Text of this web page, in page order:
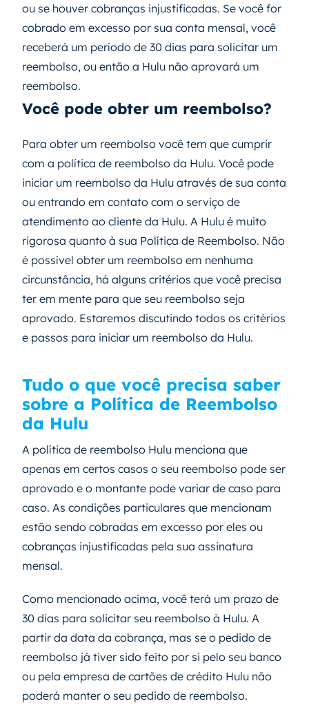
ou se houver cobranças injustificadas. Se você for
cobrado em excesso por sua conta mensal, você
receberá um período de 30 dias para solicitar um
reembolso, ou então a Hulu não aprovará um
reembolso.
Você pode obter um reembolso?
Para obter um reembolso você tem que cumprir
com a política de reembolso da Hulu. Você pode
iniciar um reembolso da Hulu através de sua conta
ou entrando em contato com o serviço de
atendimento ao cliente da Hulu. A Hulu é muito
rigorosa quanto à sua Política de Reembolso. Não
é possível obter um reembolso em nenhuma
circunstância, há alguns critérios que você precisa
ter em mente para que seu reembolso seja
aprovado. Estaremos discutindo todos os critérios
e passos para iniciar um reembolso da Hulu.
Tudo o que você precisa saber
sobre a Política de Reembolso
da Hulu
A política de reembolso Hulu menciona que
apenas em certos casos o seu reembolso pode ser
aprovado e o montante pode variar de caso para
caso. As condições particulares que mencionam
estão sendo cobradas em excesso por eles ou
cobranças injustificadas pela sua assinatura
mensal.
Como mencionado acima, você terá um prazo de
30 dias para solicitar seu reembolso à Hulu. A
partir da data da cobrança, mas se o pedido de
reembolso já tiver sido feito por si pelo seu banco
ou pela empresa de cartões de crédito Hulu não
poderá manter o seu pedido de reembolso.